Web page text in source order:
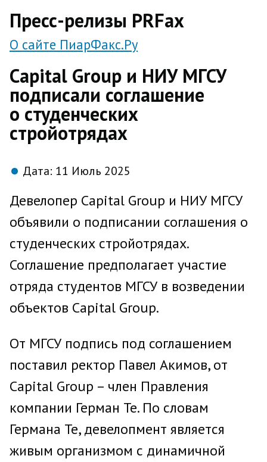
Пресс-релизы PRFax
О сайте ПиарФакс.Ру
Capital Group и НИУ МГСУ
подписали соглашение
о студенческих
стройотрядах
Дата: 11 Июль 2025
Девелопер Capital Group и НИУ МГСУ
объявили о подписании соглашения о
студенческих стройотрядах.
Соглашение предполагает участие
отряда студентов МГСУ в возведении
объектов Capital Group.
От МГСУ подпись под соглашением
поставил ректор Павел Акимов, от
Capital Group – член Правления
компании Герман Те. По словам
Германа Те, девелопмент является
живым организмом с динамичной